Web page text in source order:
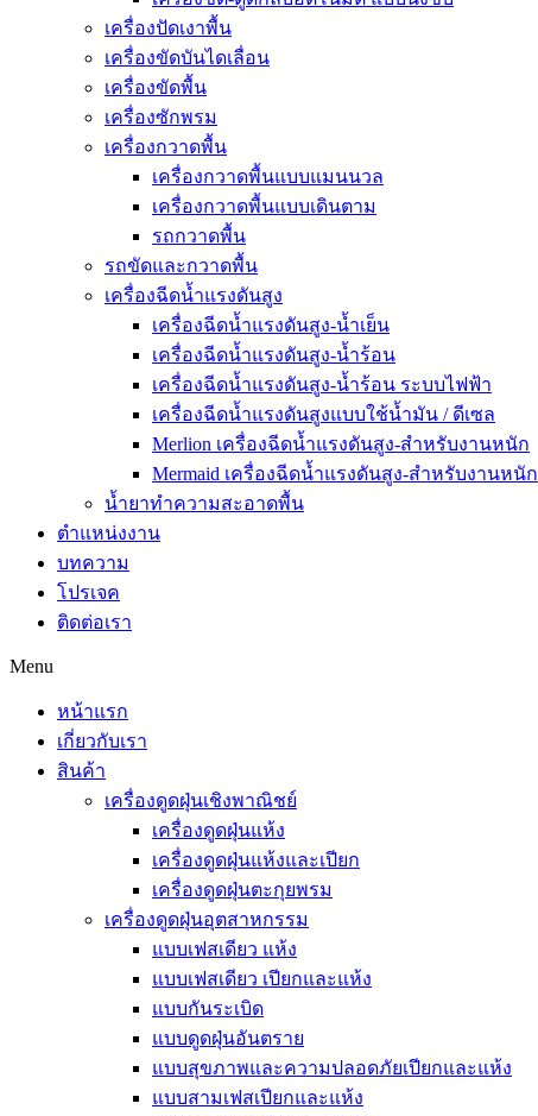
เครื่องปัดเงาพื้น
เครื่องขัดบันไดเลื่อน
เครื่องขัดพื้น
เครื่องซักพรม
เครื่องกวาดพื้น
เครื่องกวาดพื้นแบบแมนนวล
เครื่องกวาดพื้นแบบเดินตาม
รถกวาดพื้น
รถขัดและกวาดพื้น
เครื่องฉีดน้ำแรงดันสูง
เครื่องฉีดน้ำแรงดันสูง-น้ำเย็น
เครื่องฉีดน้ำแรงดันสูง-น้ำร้อน
เครื่องฉีดน้ำแรงดันสูง-น้ำร้อน ระบบไฟฟ้า
เครื่องฉีดน้ำแรงดันสูงแบบใช้น้ำมัน / ดีเซล
Merlion เครื่องฉีดน้ำแรงดันสูง-สำหรับงานหนัก
Mermaid เครื่องฉีดน้ำแรงดันสูง-สำหรับงานหนัก
น้ำยาทำความสะอาดพื้น
ตำแหน่งงาน
บทความ
โปรเจค
ติดต่อเรา
Menu
หน้าแรก
เกี่ยวกับเรา
สินค้า
เครื่องดูดฝุ่นเชิงพาณิชย์
เครื่องดูดฝุ่นแห้ง
เครื่องดูดฝุ่นแห้งและเปียก
เครื่องดูดฝุ่นตะกุยพรม
เครื่องดูดฝุ่นอุตสาหกรรม
แบบเฟสเดียว แห้ง
แบบเฟสเดียว เปียกและแห้ง
แบบกันระเบิด
แบบดูดฝุ่นอันตราย
แบบสุขภาพและความปลอดภัยเปียกและแห้ง
แบบสามเฟสเปียกและแห้ง